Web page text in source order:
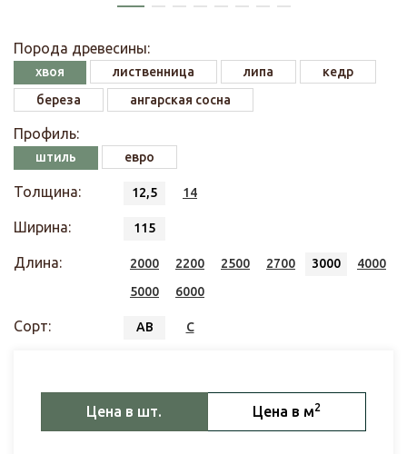
Порода древесины:
хвоя лиственница липа
кедр
береза
ангарская сосна
Профиль:
штиль евро
Толщина: 12,5 14
Ширина: 115
Длина: 2000 2200 2500 2700 3000
4000
5000
6000
Сорт: АВ С
Цена в шт. Цена в м2